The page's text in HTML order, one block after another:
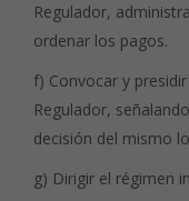
Regulador,
ordenar los pagos.
f) Convocar y
Regulador,
decisión del mismo
g) Dirigir el régimen